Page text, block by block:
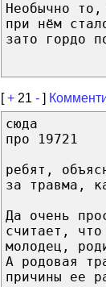
Необычно
при нём
зато гордо
[+ 21 - ]
сюда
про 19721
ребят,
за травма,
Да очень
считает,
молодец,
А родовая
причины ее